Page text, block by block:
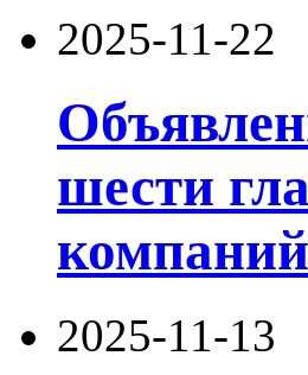
2025-11-22
шести
2025-11-13